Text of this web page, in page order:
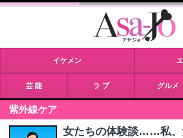
イケメン
芸 能 ラ ブ グルメ
紫外線ケア
女たちの体験談……私、